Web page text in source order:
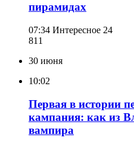
пирамидах
07:34 Интересное 24
811
30 июня
10:02
Первая в истории
кампания: как из
вампира